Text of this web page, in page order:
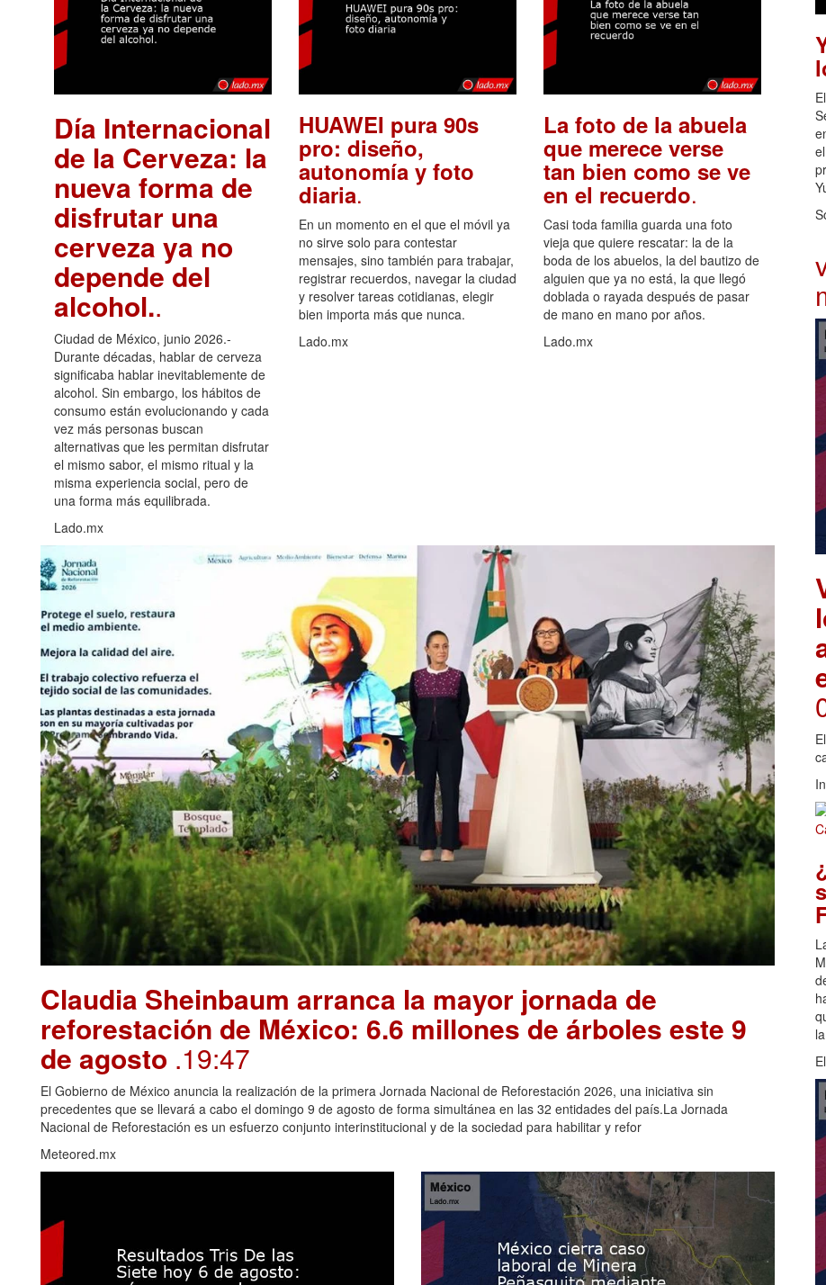
Día Internacional
de la Cerveza: la
nueva forma de
disfrutar una
cerveza ya no
depende del
alcohol..
Ciudad de México, junio 2026.-
Durante décadas, hablar de cerveza
significaba hablar inevitablemente de
alcohol. Sin embargo, los hábitos de
consumo están evolucionando y cada
vez más personas buscan
alternativas que les permitan disfrutar
el mismo sabor, el mismo ritual y la
misma experiencia social, pero de
una forma más equilibrada.
Lado.mx
HUAWEI pura 90s
pro: diseño,
autonomía y foto
diaria.
En un momento en el que el móvil ya
no sirve solo para contestar
mensajes, sino también para trabajar,
registrar recuerdos, navegar la ciudad
y resolver tareas cotidianas, elegir
bien importa más que nunca.
Lado.mx
La foto de la abuela
que merece verse
tan bien como se ve
en el recuerdo.
Casi toda familia guarda una foto
vieja que quiere rescatar: la de la
boda de los abuelos, la del bautizo de
alguien que ya no está, la que llegó
doblada o rayada después de pasar
de mano en mano por años.
Lado.mx
Claudia Sheinbaum arranca la mayor jornada de
reforestación de México: 6.6 millones de árboles este 9
de agosto .19:47
El Gobierno de México anuncia la realización de la primera Jornada Nacional de Reforestación 2026, una iniciativa sin
precedentes que se llevará a cabo el domingo 9 de agosto de forma simultánea en las 32 entidades del país.La Jornada
Nacional de Reforestación es un esfuerzo conjunto interinstitucional y de la sociedad para habilitar y refor
Meteored.mx